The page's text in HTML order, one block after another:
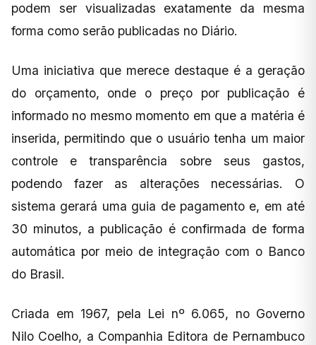
podem ser visualizadas exatamente da mesma
forma como serão publicadas no Diário.
Uma iniciativa que merece destaque é a geração
do orçamento, onde o preço por publicação é
informado no mesmo momento em que a matéria é
inserida, permitindo que o usuário tenha um maior
controle e transparência sobre seus gastos,
podendo fazer as alterações necessárias. O
sistema gerará uma guia de pagamento e, em até
30 minutos, a publicação é confirmada de forma
automática por meio de integração com o Banco
do Brasil.
Criada em 1967, pela Lei nº 6.065, no Governo
Nilo Coelho, a Companhia Editora de Pernambuco